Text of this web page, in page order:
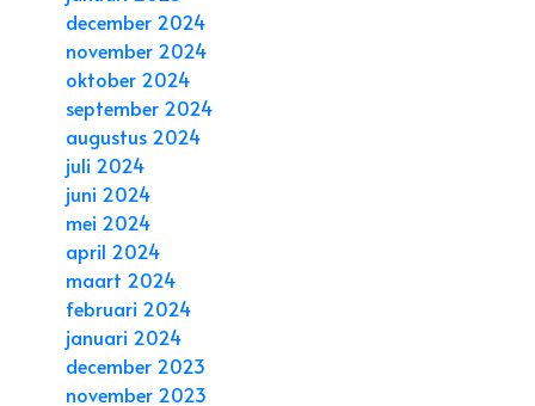
december 2024
november 2024
oktober 2024
september 2024
augustus 2024
juli 2024
juni 2024
mei 2024
april 2024
maart 2024
februari 2024
januari 2024
december 2023
november 2023